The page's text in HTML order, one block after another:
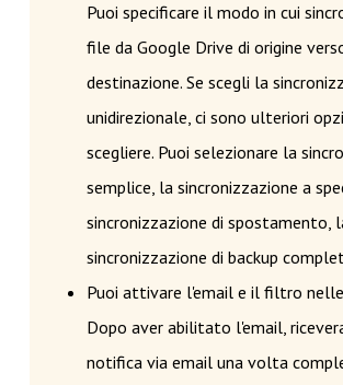
Puoi specificare il modo in cui
file da Google Drive di origine
destinazione. Se scegli la
unidirezionale, ci sono ulteriori
scegliere. Puoi selezionare la
semplice, la sincronizzazione a
sincronizzazione di spostamento,
sincronizzazione di backup
Puoi attivare l'email e il filtro
Dopo aver abilitato l'email,
notifica via email una volta